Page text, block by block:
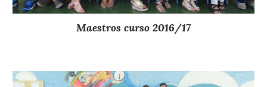
Maestros curso 2016/17